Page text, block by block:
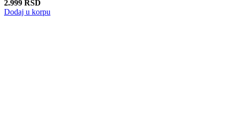
2.999 RSD
Dodaj u korpu